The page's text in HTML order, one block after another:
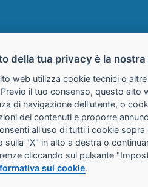
IVA esclusa
GALIMBERTI S.r.L.
Via Giovanni Quarena 220/A 25085
della tua privacy è la
web utilizza cookie tecnici o
il tuo consenso, questo sito
di navigazione dell'utente, o
dei contenuti e proporre
all'uso di tutti i cookie
sulla "X" in alto a destra o
cliccando sul pulsante
sui cookie.